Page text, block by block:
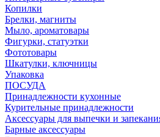
Копилки
Брелки, магниты
Мыло, ароматовары
Фигурки, статуэтки
Фототовары
Шкатулки, ключницы
Упаковка
ПОСУДА
Принадлежности кухонные
Курительные принадлежности
Аксессуары для выпечки и
Барные аксессуары